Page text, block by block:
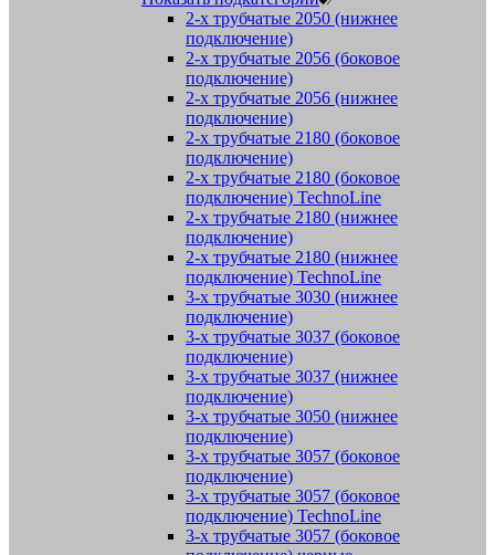
2-х трубчатые 2050 (нижнее
подключение)
2-х трубчатые 2056 (боковое
подключение)
2-х трубчатые 2056 (нижнее
подключение)
2-х трубчатые 2180 (боковое
подключение)
2-х трубчатые 2180 (боковое
подключение) TechnoLine
2-х трубчатые 2180 (нижнее
подключение)
2-х трубчатые 2180 (нижнее
подключение) TechnoLine
3-х трубчатые 3030 (нижнее
подключение)
3-х трубчатые 3037 (боковое
подключение)
3-х трубчатые 3037 (нижнее
подключение)
3-х трубчатые 3050 (нижнее
подключение)
3-х трубчатые 3057 (боковое
подключение)
3-х трубчатые 3057 (боковое
подключение) TechnoLine
3-х трубчатые 3057 (боковое